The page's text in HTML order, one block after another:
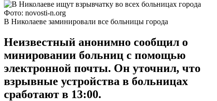
Фото: novosti-n.org
В Николаеве заминировали все больницы города
Неизвестный анонимно сообщил о
минировании больниц с помощью
электронной почты. Он уточнил, что
взрывные устройства в больницах
сработают в 13:00.